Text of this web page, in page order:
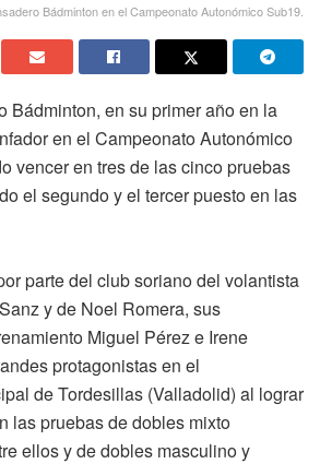
Bádminton en el Campeonato Autonómico Sub19.
Bádminton, en su primer año en la
en el Campeonato Autonómico
vencer en tres de las cinco pruebas
el segundo y el tercer puesto en las
parte del club soriano del volantista
y de Noel Romera, sus
Miguel Pérez e Irene
protagonistas en el
de Tordesillas (Valladolid) al lograr
las pruebas de dobles mixto
ellos y de dobles masculino y